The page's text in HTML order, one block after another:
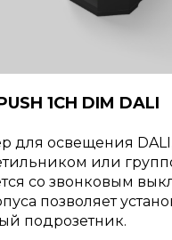
1CH DIM DALI
для освещения
или
со звонковым
позволяет
подрозетник.